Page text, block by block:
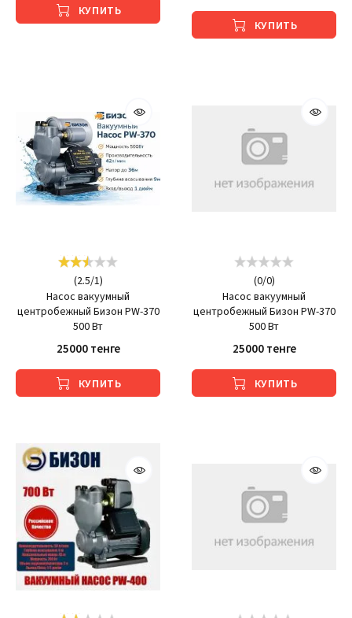
КУПИТЬ
КУПИТЬ
(2.5/1)
Насос вакуумный
центробежный Бизон PW-370
500 Вт
25000 тенге
КУПИТЬ
(0/0)
Насос вакуумный
центробежный Бизон PW-370
500 Вт
25000 тенге
КУПИТЬ